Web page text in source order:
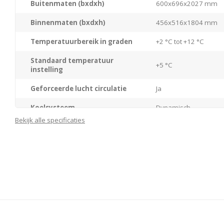
voor een goede isolatie en helpt de energie-efficiëntie te
transparant gecoat.
Buitenmaten (bxdxh) 600x696x2027 mm
Binnenmaten (bxdxh) 456x516x1804 mm
Temperatuurbereik in graden +2 °C tot +12 °C
Standaard temperatuur
instelling
+5 °C
Geforceerde lucht circulatie Ja
Koelsysteem Dynamisch
Materiaal/kleur behuizing
Bekijk alle specificaties